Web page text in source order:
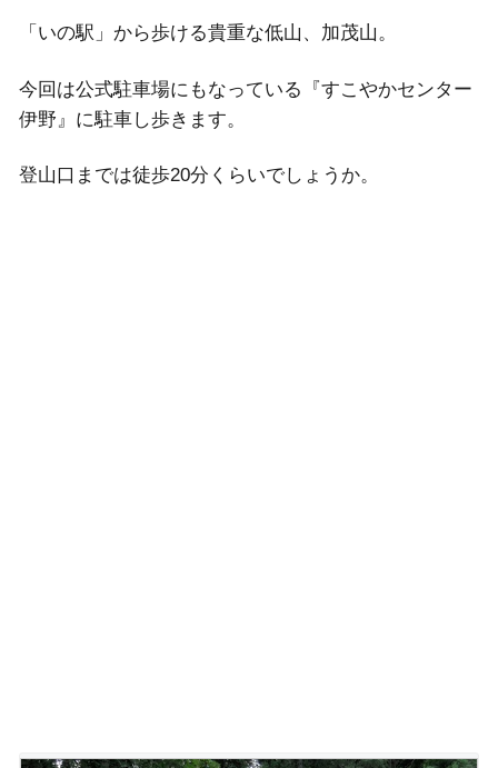
「いの駅」から歩ける貴重な低山、加茂山。
今回は公式駐車場にもなっている『すこやかセンター
伊野』に駐車し歩きます。
登山口までは徒歩20分くらいでしょうか。